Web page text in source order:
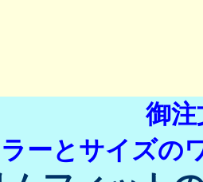
御
ーとサイズの